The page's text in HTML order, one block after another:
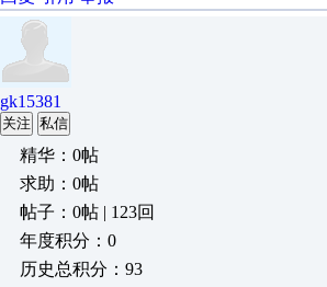
gk15381
关注 私信
精华：0帖
求助：0帖
帖子：0帖 | 123回
年度积分：0
历史总积分：93